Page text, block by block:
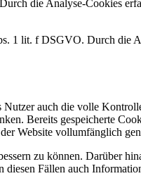
die Analyse-Cookies
1 lit. f DSGVO. Durch die
Nutzer auch die volle
Bereits gespeicherte
Website vollumfänglich
zu können. Darüber
Fällen auch